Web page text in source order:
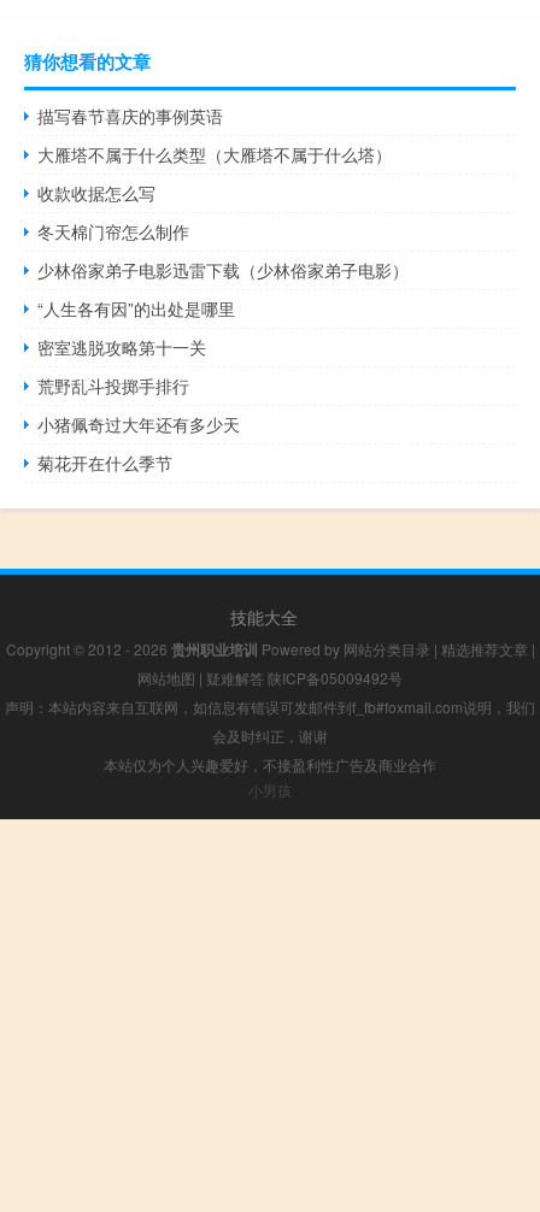
猜你想看的文章
描写春节喜庆的事例英语
大雁塔不属于什么类型（大雁塔不属于什么塔）
收款收据怎么写
冬天棉门帘怎么制作
少林俗家弟子电影迅雷下载（少林俗家弟子电影）
“人生各有因”的出处是哪里
密室逃脱攻略第十一关
荒野乱斗投掷手排行
小猪佩奇过大年还有多少天
菊花开在什么季节
技能大全
Copyright © 2012 - 2026 贵州职业培训 Powered by 网站分类目录 | 精选推荐文章 |
网站地图 | 疑难解答 陕ICP备05009492号
声明：本站内容来自互联网，如信息有错误可发邮件到f_fb#foxmail.com说明，我们
会及时纠正，谢谢
本站仅为个人兴趣爱好，不接盈利性广告及商业合作
小男孩